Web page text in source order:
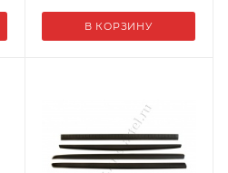
В КОРЗИНУ